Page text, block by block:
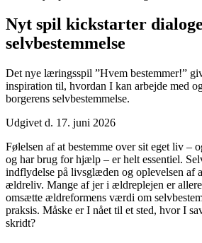
Nyt spil kickstarter
selvbestemmelse
Det nye læringsspil ”Hvem bestemmer!”
inspiration til, hvordan I kan arbejde med
borgerens selvbestemmelse.
Udgivet d. 17. juni 2026
Følelsen af at bestemme over sit eget liv –
og har brug for hjælp – er helt essentiel.
indflydelse på livsglæden og oplevelsen af
ældreliv. Mange af jer i ældreplejen er
omsætte ældreformens værdi om
praksis. Måske er I nået til et sted, hvor I
skridt?